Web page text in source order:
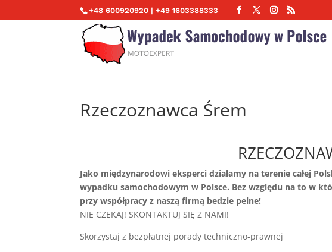
+48 600920920 | +49 1603388333
Rzeczoznawca Śrem
Jako międzynarodowi eksperci działamy na terenie całej
wypadku samochodowym w Polsce. Bez względu na to w
przy współpracy z naszą firmą bedzie pelne!
NIE CZEKAJ! SKONTAKTUJ SIĘ Z NAMI!
Skorzystaj z bezpłatnej porady techniczno-prawnej